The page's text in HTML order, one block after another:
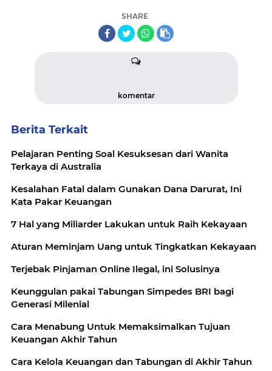
SHARE
komentar
Berita Terkait
Pelajaran Penting Soal Kesuksesan dari Wanita
Terkaya di Australia
Kesalahan Fatal dalam Gunakan Dana Darurat, Ini
Kata Pakar Keuangan
7 Hal yang Miliarder Lakukan untuk Raih Kekayaan
Aturan Meminjam Uang untuk Tingkatkan Kekayaan
Terjebak Pinjaman Online Ilegal, ini Solusinya
Keunggulan pakai Tabungan Simpedes BRI bagi
Generasi Milenial
Cara Menabung Untuk Memaksimalkan Tujuan
Keuangan Akhir Tahun
Cara Kelola Keuangan dan Tabungan di Akhir Tahun